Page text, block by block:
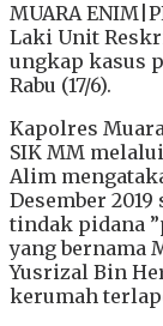
MUARA
Laki Unit
ungkap kasus
Rabu (17/6).
Kapolres
SIK MM
Alim
Desember
tindak pidana
yang bernama
Yusrizal Bin
kerumah